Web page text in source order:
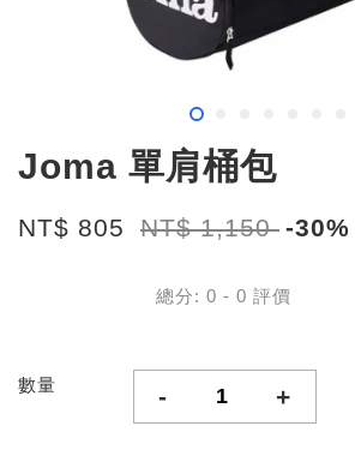
Joma 單肩桶包
NT$ 805 NT$ 1,150 -30%
總分: 0 - 0 評價
數量 - +